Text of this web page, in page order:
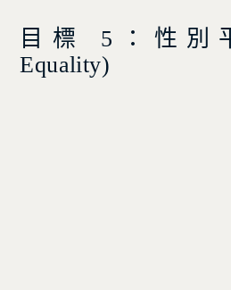
目標 5：性別
Equality)